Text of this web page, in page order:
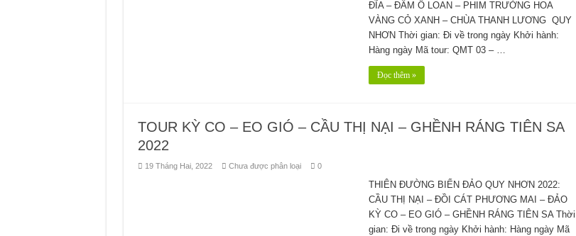
ĐĨA – ĐẦM Ô LOAN – PHIM TRƯỜNG HOA
VÀNG CỎ XANH – CHÙA THANH LƯƠNG QUY
NHƠN Thời gian: Đi về trong ngày Khởi hành:
Hàng ngày Mã tour: QMT 03 – …
Đọc thêm »
TOUR KỲ CO – EO GIÓ – CẦU THỊ NẠI – GHỀNH RÁNG TIÊN SA
2022
19 Tháng Hai, 2022 Chưa được phân loại 0
THIÊN ĐƯỜNG BIỂN ĐẢO QUY NHƠN 2022:
CẦU THỊ NẠI – ĐỒI CÁT PHƯƠNG MAI – ĐẢO
KỲ CO – EO GIÓ – GHỀNH RÁNG TIÊN SA Thời
gian: Đi về trong ngày Khởi hành: Hàng ngày Mã